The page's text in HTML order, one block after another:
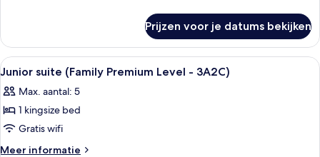
-
4A1C)
laden
suite
(Family
Premium
-
4A1C)
Prijzen voor je datums bekijken
Alle
foto's
voor
Junior
suite
(Family
Een hotelkamer met twee bedden,
4
Junior suite (Family Premium Level - 3A2C)
Max. aantal: 5
1 kingsize bed
Gratis wifi
Meer informatie
Meer